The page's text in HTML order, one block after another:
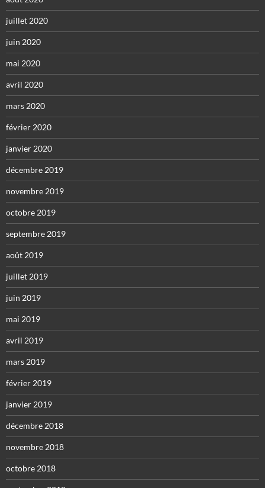
juillet 2020
juin 2020
mai 2020
avril 2020
mars 2020
février 2020
janvier 2020
décembre 2019
novembre 2019
octobre 2019
septembre 2019
août 2019
juillet 2019
juin 2019
mai 2019
avril 2019
mars 2019
février 2019
janvier 2019
décembre 2018
novembre 2018
octobre 2018